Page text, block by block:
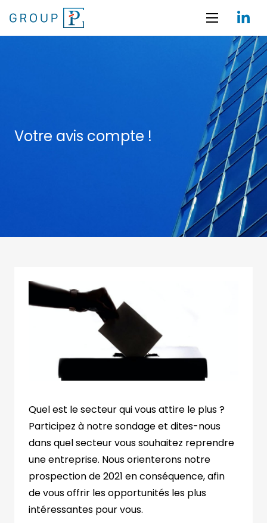
Votre avis compte !
Quel est le secteur qui vous attire le plus ?
Participez à notre sondage et dites-nous
dans quel secteur vous souhaitez reprendre
une entreprise. Nous orienterons notre
prospection de 2021 en conséquence, afin
de vous offrir les opportunités les plus
intéressantes pour vous.